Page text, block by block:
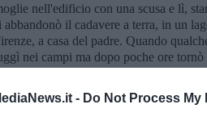
- Do Not Process
nell'edificio con una scusa e lì,
il cadavere a terra, in un
a casa del padre. Quando
nei campi ma dopo poche ore tornò
ma la Corte, nella sentenza, ha
e della premeditazione.